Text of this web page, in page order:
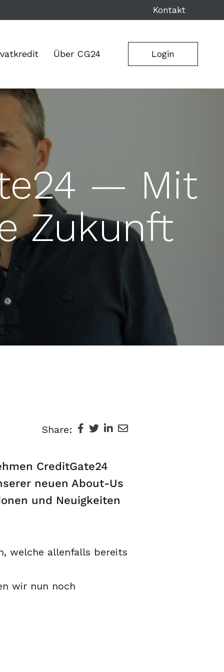
Kontakt
Über CG24 Login
— Mit
Zukunft
Share:
CreditGate24
neuen About-Us
und Neuigkeiten
welche allenfalls bereits
wir nun noch